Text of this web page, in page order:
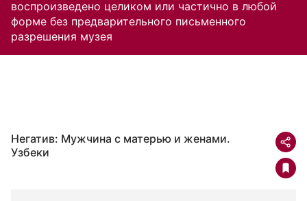
воспроизведено целиком или частично в любой
форме без предварительного письменного
разрешения музея
Негатив: Мужчина с матерью и женами.
Узбеки